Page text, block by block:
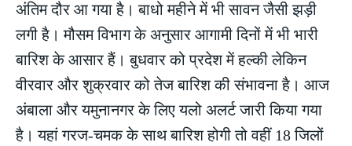
अंतिम दौर आ गया है। बाधो महीने में भी सावन जैसी झड़ी
लगी है। मौसम विभाग के अनुसार आगामी दिनों में भी भारी
बारिश के आसार हैं। बुधवार को प्रदेश में हल्की लेकिन
वीरवार और शुक्रवार को तेज बारिश की संभावना है। आज
अंबाला और यमुनानगर के लिए यलो अलर्ट जारी किया गया
है। यहां गरज-चमक के साथ बारिश होगी तो वहीं 18 जिलों